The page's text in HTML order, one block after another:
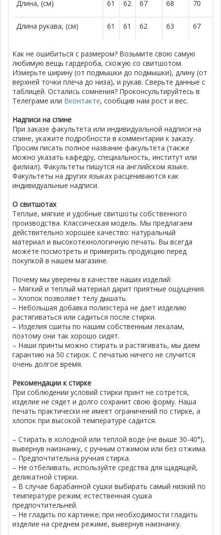
Длина, (см) 61 62 67 68 70
Длина рукава, (см) 61 61 62 63 67
Как не ошибиться с размером? Возьмите свою самую
любимую вещь гардероба, схожую со свитшотом.
Измерьте ширину (от подмышки до подмышки), длину (от
верхней точки плеча до низа), и рукав. Сверьте данные с
таблицей. Остались сомнения? Проконсультируйтесь в
Телеграме или Вконтакте, сообщив нам рост и вес.
Надписи на спине
При заказе факультета или индивидуальной надписи на
спине, укажите подробности в комментарии к заказу.
Просим писать полное название факультета (также
можно указать кафедру, специальность, институт или
филиал). Факультеты пишутся на английском языке.
Факультеты на других языках расцениваются как
индивидуальные надписи.
О свитшотах
Теплые, мягкие и удобные свитшоты собственного
производства. Классическая модель. Мы предлагаем
действительно хорошее качество: натуральный
материал и высокотехнологичную печать. Вы всегда
можете посмотреть и примерить продукцию перед
покупкой в нашем магазине.
Почему мы уверены в качестве наших изделий:
– Мягкий и теплый материал дарит приятные ощущения.
– Хлопок позволяет телу дышать.
– Небольшая добавка полиэстера не дает изделию
растягиваться или садиться после стирки.
– Изделия сшиты по нашим собственным лекалам,
поэтому они так хорошо сидят.
– Наши принты можно стирать и растягивать, мы даем
гарантию на 50 стирок. С печатью ничего не случится
очень долгое время.
Рекомендации к стирке
При соблюдении условий стирки принт не сотрется,
изделие не сядет и долго сохранит свою форму. Наша
печать практически не имеет ограничений по стирке, а
хлопок при высокой температуре садится.
– Стирать в холодной или теплой воде (не выше 30-40°),
вывернув наизнанку, с ручным отжимом или без отжима.
– Предпочтительна ручная стирка.
– Не отбеливать, используйте средства для щадящей,
деликатной стирки.
– В случае барабанной сушки выбирать самый низкий по
температуре режим; естественная сушка
предпочтительней.
– Не гладить по картинке; при необходимости гладить
изделие на среднем режиме, вывернув наизнанку.